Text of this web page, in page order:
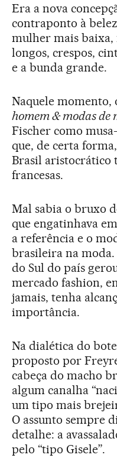
Era a nova
contraponto à
mulher mais baixa,
longos, crespos,
e a bunda grande.
Naquele momento,
homem & modas de
Fischer como
que, de certa
Brasil aristocrático
francesas.
Mal sabia o bruxo
que engatinhava
a referência e o
brasileira na
do Sul do país
mercado fashion,
jamais, tenha
importância.
Na dialética do
proposto por
cabeça do macho
algum canalha
um tipo mais
O assunto sempre
detalhe: a
pelo “tipo Gisele”.